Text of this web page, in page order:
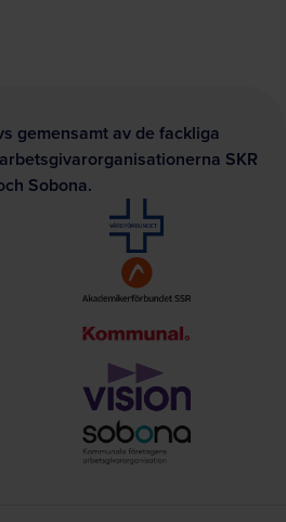
gemensamt av de fackliga
SKR
Sobona.